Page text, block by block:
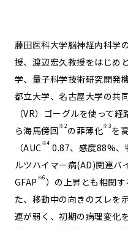
藤田医科大学脳神経内科学
授、渡辺宏久教授をはじめ
学、量子科学技術研究開発
都立大学、名古屋大学の共
（VR）ゴーグルを使って経
ら海馬傍回※2の菲薄化※3を
（AUC※4 0.87、感度88%、
ルツハイマー病(AD)関連
GFAP ※6）の上昇とも相関
た、移動中の向きのズレを
連が弱く、初期の病理変化